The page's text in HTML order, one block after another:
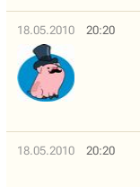
18.05.2010 20:20
18.05.2010 20:20